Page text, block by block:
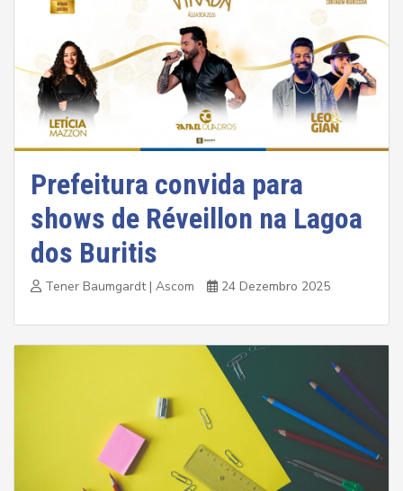
Prefeitura convida para
shows de Réveillon na Lagoa
dos Buritis
Tener Baumgardt | Ascom 24 Dezembro 2025